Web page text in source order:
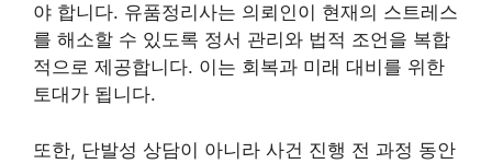
야 합니다. 유품정리사는 의뢰인이 현재의 스트레스
를 해소할 수 있도록 정서 관리와 법적 조언을 복합
적으로 제공합니다. 이는 회복과 미래 대비를 위한
토대가 됩니다.
또한, 단발성 상담이 아니라 사건 진행 전 과정 동안